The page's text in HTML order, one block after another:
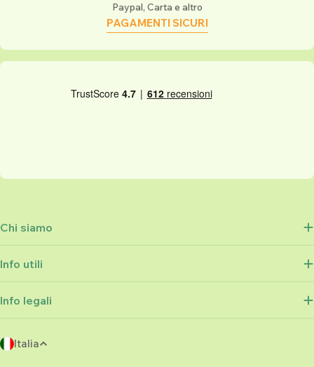
Paypal, Carta e altro
PAGAMENTI SICURI
Chi siamo
Info utili
Info legali
P
Italia